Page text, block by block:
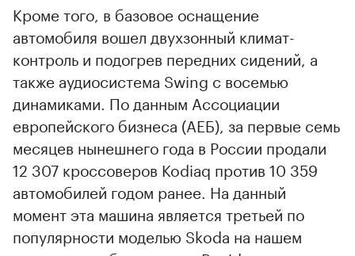
Кроме того, в базовое оснащение
автомобиля вошел двухзонный климат-
контроль и подогрев передних сидений, а
также аудиосистема Swing с восемью
динамиками. По данным Ассоциации
европейского бизнеса (АЕБ), за первые семь
месяцев нынешнего года в России продали
12 307 кроссоверов Kodiaq против 10 359
автомобилей годом ранее. На данный
момент эта машина является третьей по
популярности моделью Skoda на нашем